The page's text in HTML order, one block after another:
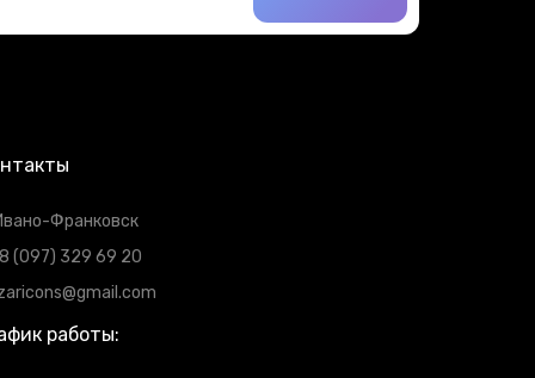
Франковск
(097) 329 69 20
работы: